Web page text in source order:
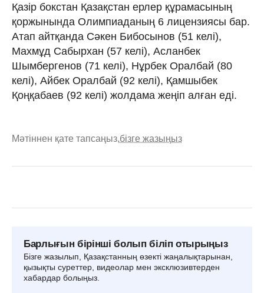
Қазір бокстан Қазақстан ерлер құрамасының
қоржынында Олимпиаданың 6 лицензиясы бар.
Атап айтқанда Сәкен Бибосынов (51 келі),
Махмұд Сабырхан (57 келі), Асланбек
Шымбергенов (71 келі), Нұрбек Оралбай (80
келі), Айбек Оралбай (92 келі), Қамшыбек
Қоңқабаев (92 келі) жолдама жеңіп алған еді.
Мәтіннен қате тапсаңыз,бізге жазыңыз
Барлығын бірінші болып біліп отырыңыз
Бізге жазылып, Қазақстанның өзекті жаңалықтарынан,
қызықты суреттер, видеолар мен эксклюзивтерден
хабардар болыңыз.